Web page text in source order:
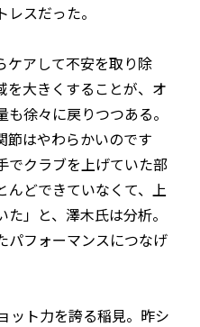
スだった。
ケアして不安を取り除
を大きくすることが、オ
徐々に戻りつつある。
節はやわらかいのです
でクラブを上げていた部
んどできていなくて、上
」と、澤木氏は分析。
パフォーマンスにつなげ
ット力を誇る稲見。昨シ